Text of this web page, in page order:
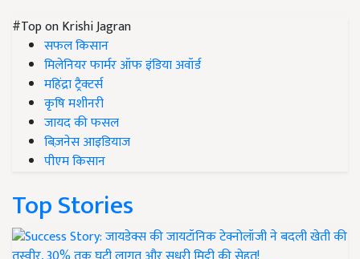
#Top on Krishi Jagran
सफल किसान
मिलेनियर फार्मर ऑफ इंडिया अवॉर्ड
महिंद्रा ट्रैक्टर्स
कृषि मशीनरी
जायद की फसल
बिज़नेस आइडियाज
पीएम किसान
Top Stories